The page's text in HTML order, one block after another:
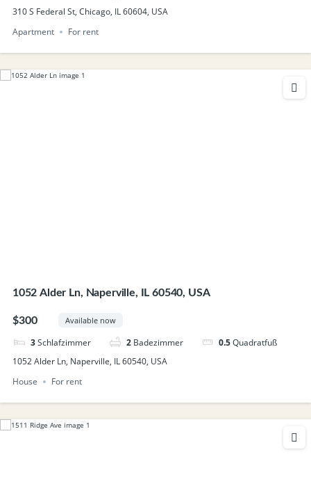
310 S Federal St, Chicago, IL 60604, USA
Apartment
For rent
1052 Alder Ln, Naperville, IL 60540, USA
$300 Available now
3Schlafzimmer 2 Badezimmer 0.5Quadratfuß
1052 Alder Ln, Naperville, IL 60540, USA
House
For rent